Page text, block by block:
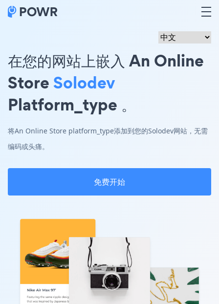
在您的网站上嵌入 An Online
StoreSolodev
Platform_type 。
将An Online Store platform_type添加到您的Solodev网站，无需
编码或头痛。
免费开始